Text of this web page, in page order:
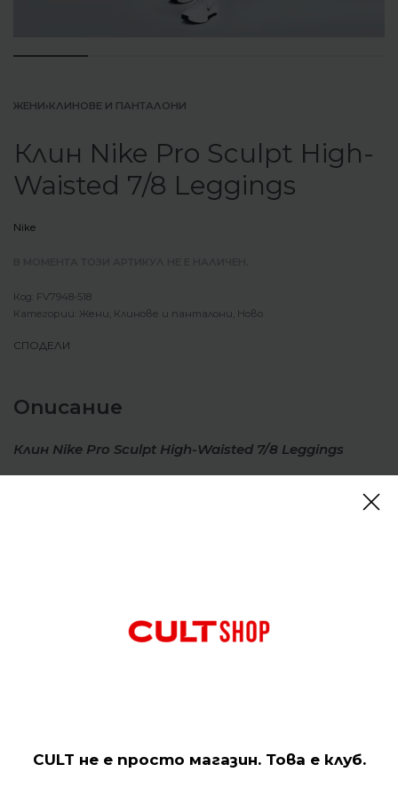
ЖЕНИ›КЛИНОВЕ И ПАНТАЛОНИ
Клин Nike Pro Sculpt High-
Waisted 7/8 Leggings
Nike
FV7948-518
Категории: Жени Клинове и панталони Ново
СПОДЕЛИ
Описание
Клин Nike Pro Sculpt High-Waisted 7/8 Leggings
Sculpt. По-дебели и по-еластични от класическия
CULT не е просто магазин. Това е клуб.